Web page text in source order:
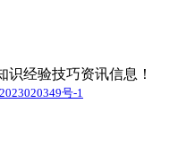
识经验技巧资讯信息！
号-1